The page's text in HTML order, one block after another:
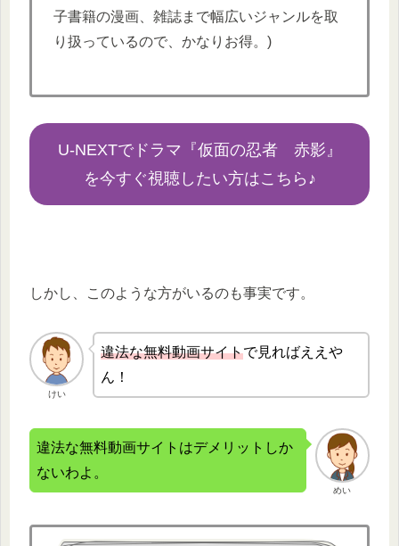
子書籍の漫画、雑誌まで幅広いジャンルを取
り扱っているので、かなりお得。)
U-NEXTでドラマ『仮面の忍者 赤影』
を今すぐ視聴したい方はこちら♪
しかし、このような方がいるのも事実です。
けい
違法な無料動画サイトで見ればええや
ん！
めい
違法な無料動画サイトはデメリットしか
ないわよ。